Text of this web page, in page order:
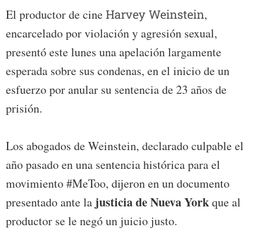
El productor de cineHarvey Weinstein,
encarcelado por violación y agresión sexual,
presentó este lunes una apelación largamente
esperada sobre sus condenas, en el inicio de un
esfuerzo por anular su sentencia de 23 años de
prisión.
Los abogados de Weinstein, declarado culpable el
año pasado en una sentencia histórica para el
movimiento #MeToo, dijeron en un documento
presentado ante la justicia de Nueva Yorkque al
productor se le negó un juicio justo.